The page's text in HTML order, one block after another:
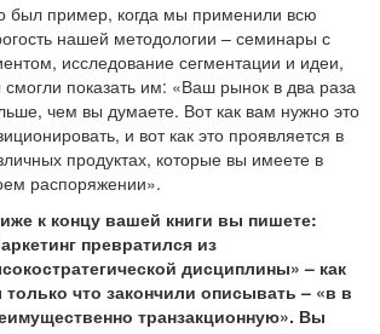
был пример, когда мы применили всю
нашей методологии – семинары с
исследование сегментации и идеи,
показать им: «Ваш рынок в два раза
чем вы думаете. Вот как вам нужно это
и вот как это проявляется в
продуктах, которые вы имеете в
распоряжении».
к концу вашей книги вы пишете:
превратился из
дисциплины» – как
что закончили описывать – «в в
транзакционную». Вы